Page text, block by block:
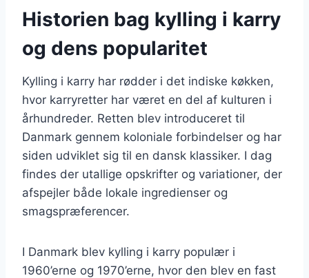
Historien bag kylling i karry
og dens popularitet
Kylling i karry har rødder i det indiske køkken,
hvor karryretter har været en del af kulturen i
århundreder. Retten blev introduceret til
Danmark gennem koloniale forbindelser og har
siden udviklet sig til en dansk klassiker. I dag
findes der utallige opskrifter og variationer, der
afspejler både lokale ingredienser og
smagspræferencer.
I Danmark blev kylling i karry populær i
1960’erne og 1970’erne, hvor den blev en fast